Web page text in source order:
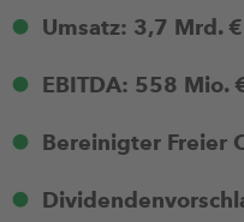
Umsatz: 3,7 Mrd.
EBITDA: 558 Mio.
Bereinigter Freier